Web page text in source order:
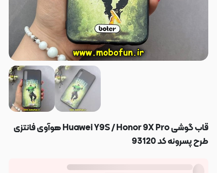
قاب گوشی Huawei Y9S / Honor 9X Pro هوآوی فانتزی
طرح پسرونه کد 93120